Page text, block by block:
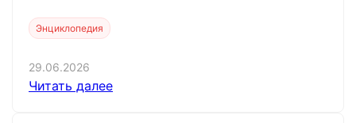
Энциклопедия
29.06.2026
Читать далее